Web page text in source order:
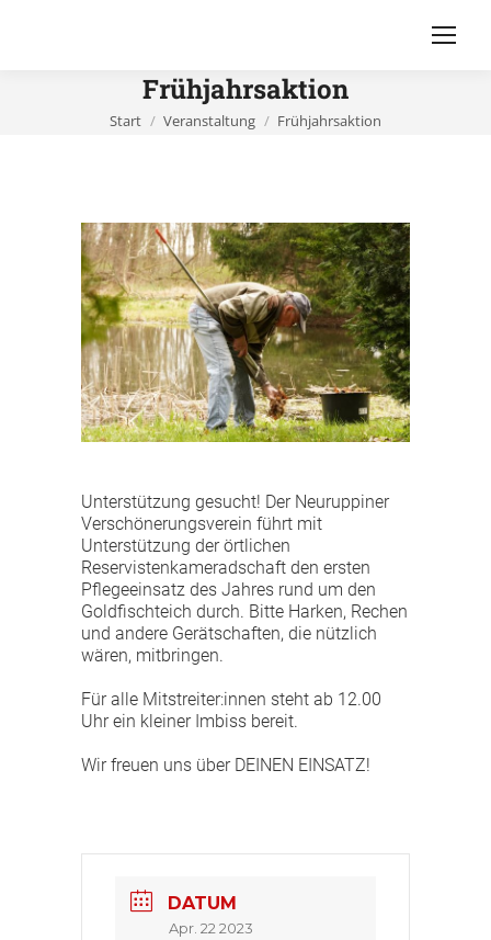
Frühjahrsaktion
Sie befinden sich hier:
Start Veranstaltung Frühjahrsaktion
Unterstützung gesucht! Der Neuruppiner
Verschönerungsverein führt mit
Unterstützung der örtlichen
Reservistenkameradschaft den ersten
Pflegeeinsatz des Jahres rund um den
Goldfischteich durch. Bitte Harken, Rechen
und andere Gerätschaften, die nützlich
wären, mitbringen.
Für alle Mitstreiter:innen steht ab 12.00
Uhr ein kleiner Imbiss bereit.
Wir freuen uns über DEINEN EINSATZ!
DATUM
Apr. 22 2023